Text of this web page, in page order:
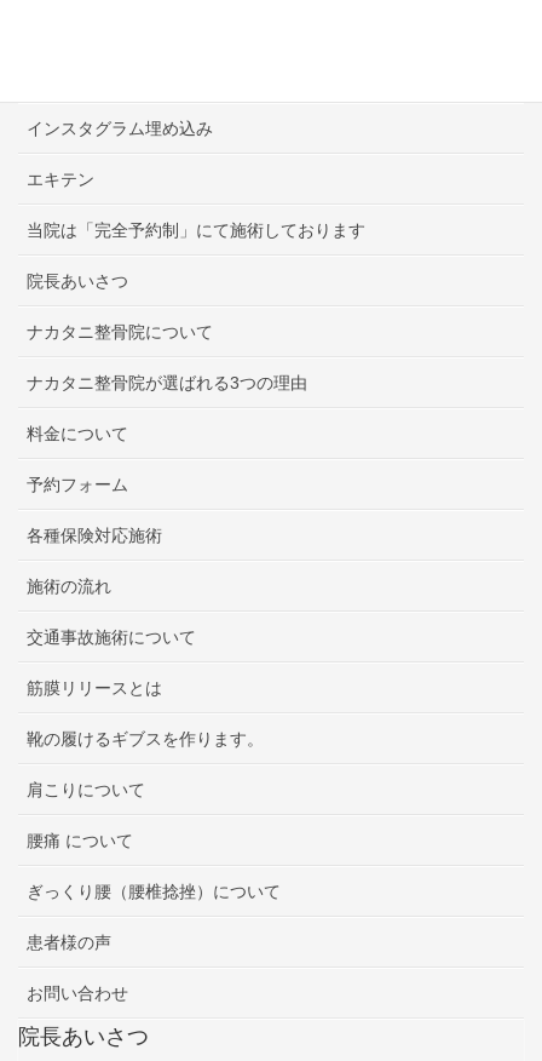
インスタグラム埋め込み
エキテン
当院は「完全予約制」にて施術しております
院長あいさつ
ナカタニ整骨院について
ナカタニ整骨院が選ばれる3つの理由
料金について
予約フォーム
各種保険対応施術
施術の流れ
交通事故施術について
筋膜リリースとは
靴の履けるギブスを作ります。
肩こりについて
腰痛 について
ぎっくり腰（腰椎捻挫）について
患者様の声
お問い合わせ
院長あいさつ